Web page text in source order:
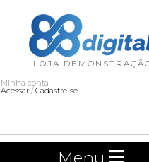
Minha conta
Acessar/Cadastre-se
Menu